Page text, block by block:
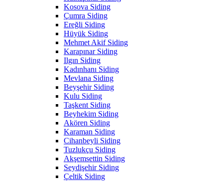
Kosova Siding
Çumra Siding
Ereğli Siding
Hüyük Siding
Mehmet Akif Siding
Karapınar Siding
Ilgın Siding
Kadınhanı Siding
Mevlana Siding
Beyşehir Siding
Kulu Siding
Taşkent Siding
Beyhekim Siding
Akören Siding
Karaman Siding
Cihanbeyli Siding
Tuzlukçu Siding
Akşemsettin Siding
Seydişehir Siding
Çeltik Siding